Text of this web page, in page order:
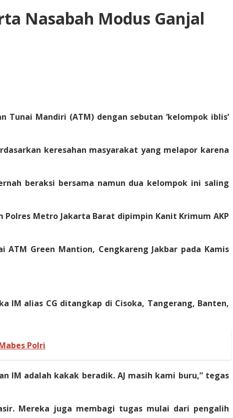
Nasabah Modus Ganjal
Mandiri (ATM) dengan sebutan ‘kelompok iblis’
keresahan masyarakat yang melapor karena
beraksi bersama namun dua kelompok ini saling
Metro Jakarta Barat dipimpin Kanit Krimum AKP
Green Mantion, Cengkareng Jakbar pada Kamis
IM alias CG ditangkap di Cisoka, Tangerang, Banten,
Polri
IM adalah kakak beradik. AJ masih kami buru,” tegas
Mereka juga membagi tugas mulai dari pengalih